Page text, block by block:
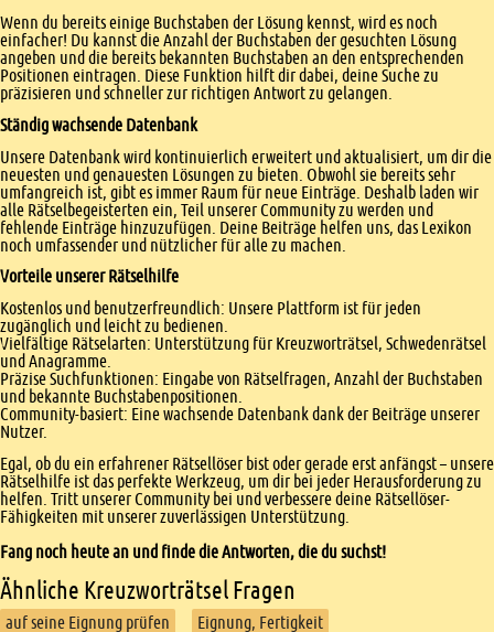
Wenn du bereits einige Buchstaben der Lösung kennst, wird es noch
einfacher! Du kannst die Anzahl der Buchstaben der gesuchten Lösung
angeben und die bereits bekannten Buchstaben an den entsprechenden
Positionen eintragen. Diese Funktion hilft dir dabei, deine Suche zu
präzisieren und schneller zur richtigen Antwort zu gelangen.
Ständig wachsende Datenbank
Unsere Datenbank wird kontinuierlich erweitert und aktualisiert, um dir die
neuesten und genauesten Lösungen zu bieten. Obwohl sie bereits sehr
umfangreich ist, gibt es immer Raum für neue Einträge. Deshalb laden wir
alle Rätselbegeisterten ein, Teil unserer Community zu werden und
fehlende Einträge hinzuzufügen. Deine Beiträge helfen uns, das Lexikon
noch umfassender und nützlicher für alle zu machen.
Vorteile unserer Rätselhilfe
Kostenlos und benutzerfreundlich: Unsere Plattform ist für jeden
zugänglich und leicht zu bedienen.
Vielfältige Rätselarten: Unterstützung für Kreuzworträtsel, Schwedenrätsel
und Anagramme.
Präzise Suchfunktionen: Eingabe von Rätselfragen, Anzahl der Buchstaben
und bekannte Buchstabenpositionen.
Community-basiert: Eine wachsende Datenbank dank der Beiträge unserer
Nutzer.
Egal, ob du ein erfahrener Rätsellöser bist oder gerade erst anfängst – unsere
Rätselhilfe ist das perfekte Werkzeug, um dir bei jeder Herausforderung zu
helfen. Tritt unserer Community bei und verbessere deine Rätsellöser-
Fähigkeiten mit unserer zuverlässigen Unterstützung.
Fang noch heute an und finde die Antworten, die du suchst!
Ähnliche Kreuzworträtsel Fragen
auf seine Eignung prüfen
Eignung, Fertigkeit